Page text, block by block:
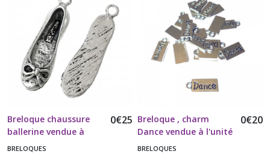
Breloque chaussure
ballerine vendue à
l'unité
0€25
BRELOQUES
Breloque , charm
Dance vendue à l'unité
0€20
BRELOQUES